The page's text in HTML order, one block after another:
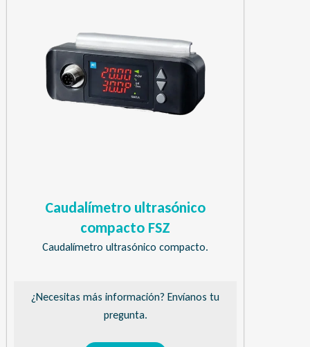
Caudalímetro ultrasónico
compacto FSZ
Caudalímetro ultrasónico compacto.
¿Necesitas más información? Envíanos tu
pregunta.